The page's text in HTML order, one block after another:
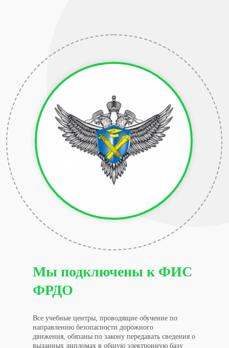
Все учебные центры, проводящие обучение по
направлению безопасности дорожного
движения, обязаны по закону передавать сведения о
выданных дипломах в общую электронную базу
Мы подключены к ФИС
ФРДО